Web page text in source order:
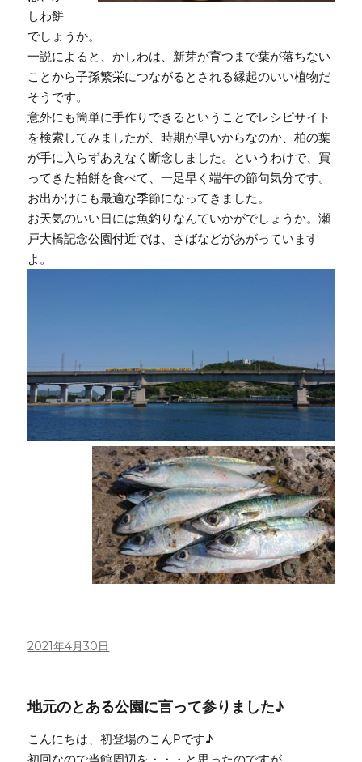
しわ餅
でしょうか。
一説によると、かしわは、新芽が育つまで葉が落ちない
ことから子孫繁栄につながるとされる縁起のいい植物だ
そうです。
意外にも簡単に手作りできるということでレシピサイト
を検索してみましたが、時期が早いからなのか、柏の葉
が手に入らずあえなく断念しました。というわけで、買
ってきた柏餅を食べて、一足早く端午の節句気分です。
お出かけにも最適な季節になってきました。
お天気のいい日には魚釣りなんていかがでしょうか。瀬
戸大橋記念公園付近では、さばなどがあがっています
よ。
投
2021年4月30日
地元のとある公園に言って参りました♪
こんにちは、初登場のこんPです♪